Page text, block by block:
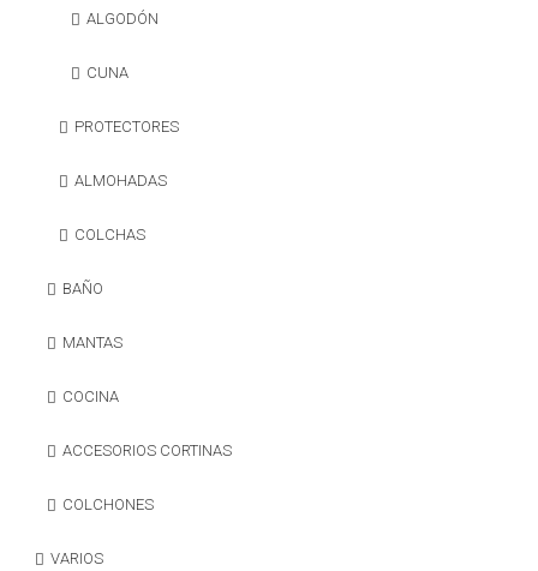
ALGODÓN
CUNA
PROTECTORES
ALMOHADAS
COLCHAS
BAÑO
MANTAS
COCINA
ACCESORIOS CORTINAS
COLCHONES
VARIOS